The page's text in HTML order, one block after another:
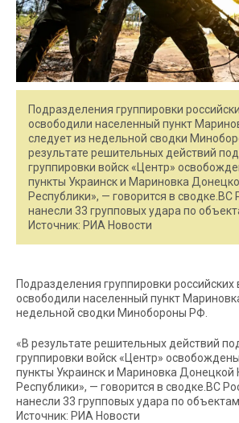
Подразделения группировки
освободили населенный пункт
следует из недельной сводки
результате решительных действий
группировки войск «Центр»
пункты Украинск и Мариновка
Республики», — говорится в сводке.ВС
нанесли 33 групповых удара по
Источник: РИА Новости
Подразделения группировки российских
освободили населенный пункт
недельной сводки Минобороны РФ.
«В результате решительных действий
группировки войск «Центр»
пункты Украинск и Мариновка Донецкой
Республики», — говорится в сводке.ВС
нанесли 33 групповых удара по
Источник: РИА Новости